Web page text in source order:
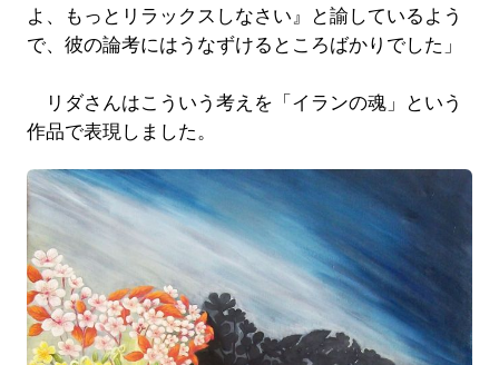
よ、もっとリラックスしなさい』と諭しているよう
で、彼の論考にはうなずけるところばかりでした」
リダさんはこういう考えを「イランの魂」という
作品で表現しました。